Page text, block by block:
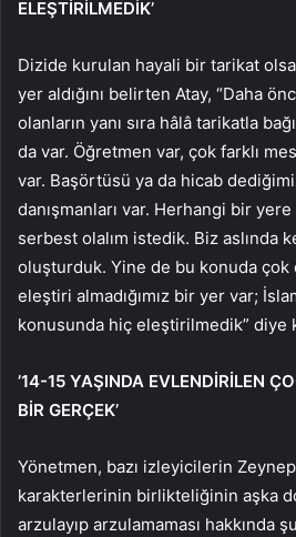
ELEŞTİRİLMEDİK’
Dizide kurulan hayali bir tarikat olsa
yer aldığını belirten Atay, “Daha
olanların yanı sıra hâlâ tarikatla
da var. Öğretmen var, çok farklı
var. Başörtüsü ya da hicab
danışmanları var. Herhangi bir
serbest olalım istedik. Biz aslında
oluşturduk. Yine de bu konuda çok
eleştiri almadığımız bir yer var;
konusunda hiç eleştirilmedik” diye
’14-15 YAŞINDA EVLENDİRİLEN
BİR GERÇEK’
Yönetmen, bazı izleyicilerin
karakterlerinin birlikteliğinin aşka
arzulayıp arzulamaması hakkında